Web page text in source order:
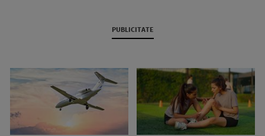
PUBLICITATE